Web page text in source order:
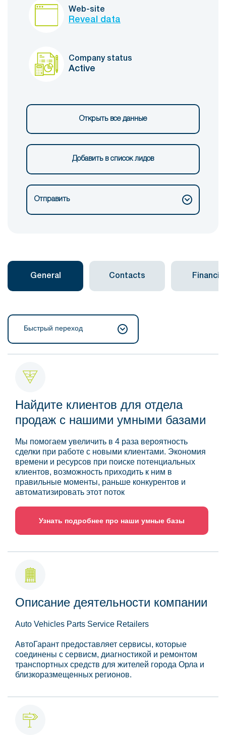
Web-site
Reveal data
Company status
Active
Открыть все данные
Добавить в список лидов
Отправить
General Contacts Financial
Быстрый переход
Найдите клиентов для отдела
продаж с нашими умными базами
Мы помогаем увеличить в 4 раза вероятность
сделки при работе с новыми клиентами. Экономия
времени и ресурсов при поиске потенциальных
клиентов, возможность приходить к ним в
правильные моменты, раньше конкурентов и
автоматизировать этот поток
Узнать подробнее про наши умные базы
Описание деятельности компании
Auto Vehicles Parts Service Retailers
АвтоГарант предоставляет сервисы, которые
соединены с сервисм, диагностикой и ремонтом
транспортных средств для жителей города Орла и
близкоразмещенных регионов.